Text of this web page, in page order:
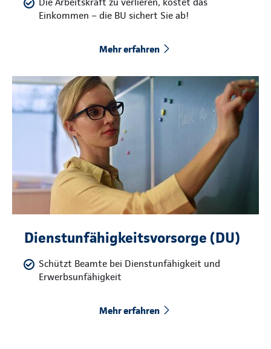
Einkommen – die BU sichert Sie ab!
Mehr erfahren
Dienstunfähigkeitsvorsorge (DU)
Schützt Beamte bei Dienstunfähigkeit und
Erwerbsunfähigkeit
Mehr erfahren